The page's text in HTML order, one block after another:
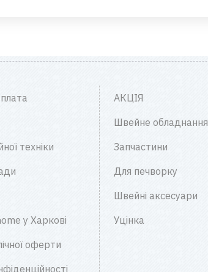
техніки
у Харкові
оферти
АКЦІЯ
Швейне обладнання
Запчастини
Для печворку
Швейні аксесуари
Уцінка